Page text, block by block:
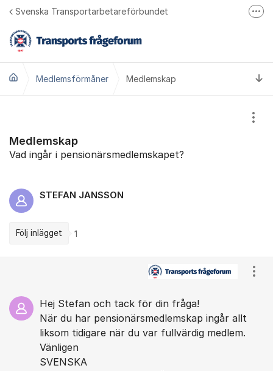
Hoppa till innehåll
Svenska Transportarbetareförbundet
Transport på Facebook
Medlemsförmåner Medlemskap
Medlemskap
Vad ingår i pensionärsmedlemskapet?
STEFAN JANSSON
Följ inlägget 1
Hej Stefan och tack för din fråga!
När du har pensionärsmedlemskap ingår allt
liksom tidigare när du var fullvärdig medlem.
Vänligen
SVENSKA